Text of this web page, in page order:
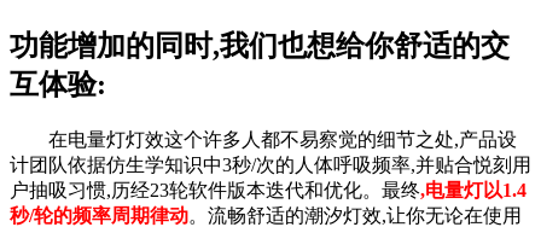
功能增加的同时,我们也想给你舒适的交
互体验:
在电量灯灯效这个许多人都不易察觉的细节之处,产品设
计团队依据仿生学知识中3秒/次的人体呼吸频率,并贴合悦刻用
户抽吸习惯,历经23轮软件版本迭代和优化。最终,电量灯以1.4
秒/轮的频率周期律动。流畅舒适的潮汐灯效,让你无论在使用